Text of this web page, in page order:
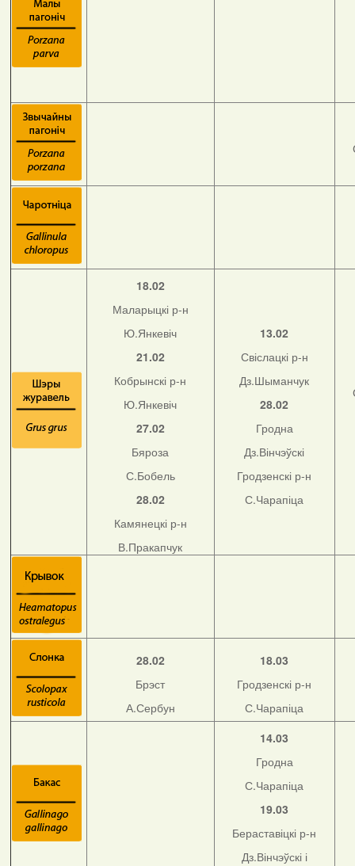
18.02
Маларыцкі р-н
Ю.Янкевіч
21.02
Кобрынскі р-н
Ю.Янкевіч
27.02
Бяроза
С.Бобель
28.02
Камянецкі р-н
В.Пракапчук
13.02
Свіслацкі р-н
Дз.Шыманчук
28.02
Гродна
Дз.Вінчэўскі
Гродзенскі р-н
С.Чарапіца
28.02
Брэст
А.Сербун
18.03
Гродзенскі р-н
С.Чарапіца
14.03
Гродна
С.Чарапіца
19.03
Бераставіцкі р-н
Дз.Вінчэўскі і